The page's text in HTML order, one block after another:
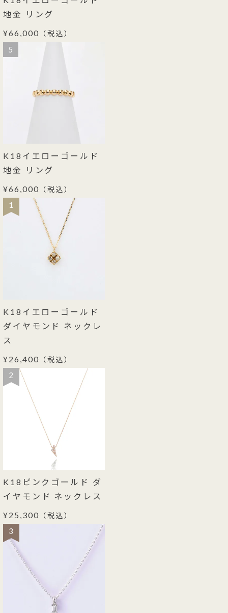
地金 リング
¥66,000 （税込）
5
K18イエローゴールド
地金 リング
¥66,000 （税込）
1
K18イエローゴールド
ダイヤモンド ネックレ
ス
¥26,400 （税込）
2
K18ピンクゴールド ダ
イヤモンド ネックレス
¥25,300 （税込）
3